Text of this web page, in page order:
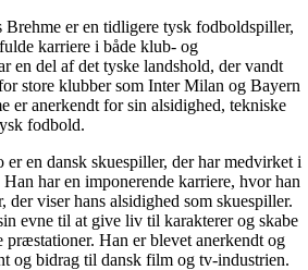
Brehme er en tidligere tysk fodboldspiller,
karriere i både klub- og
en del af det tyske landshold, der vandt
store klubber som Inter Milan og Bayern
er anerkendt for sin alsidighed, tekniske
fodbold.
en dansk skuespiller, der har medvirket i
har en imponerende karriere, hvor han
viser hans alsidighed som skuespiller.
evne til at give liv til karakterer og skabe
præstationer. Han er blevet anerkendt og
og bidrag til dansk film og tv-industrien.